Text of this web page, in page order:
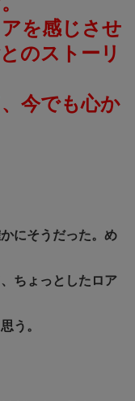
を感じさせ
のストーリ
今でも心か
にそうだった。め
ちょっとしたロア
う。